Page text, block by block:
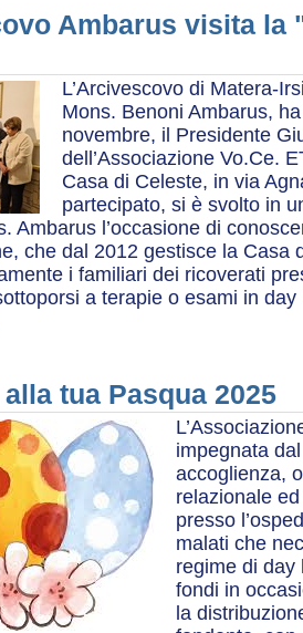
Ambarus visita la
L’Arcivescovo di Matera-
Mons. Benoni Ambarus,
novembre, il Presidente
dell’Associazione Vo.Ce.
Casa di Celeste, in via
partecipato, si è svolto in
Ambarus l’occasione di
che dal 2012 gestisce la Casa
i familiari dei ricoverati
a terapie o esami in day
alla tua Pasqua 2025
impegnata
accoglienza,
relazionale
presso
malati che
regime di day
fondi in
la